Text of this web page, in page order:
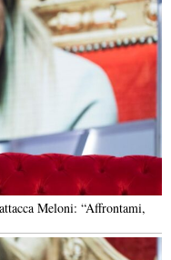
Meloni: “Affrontami,